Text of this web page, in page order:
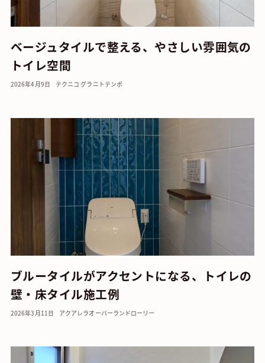
ベージュタイルで整える、やさしい雰囲気の
トイレ空間
2026年4月9日 テクニコ グラニトテンポ
ブルータイルがアクセントになる、トイレの
壁・床タイル施工例
2026年3月11日 アクアレラオーバーランドローリー